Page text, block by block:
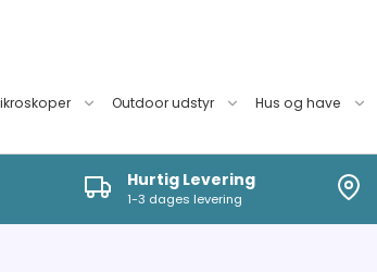
Outdoor udstyr Hus og have
Hurtig Levering
1-3 dages levering